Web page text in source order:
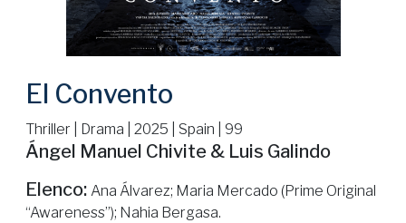
El Convento
Thriller | Drama | 2025 | Spain | 99
Ángel Manuel Chivite & Luis Galindo
Elenco: Ana Álvarez; Maria Mercado (Prime Original
“Awareness”); Nahia Bergasa.